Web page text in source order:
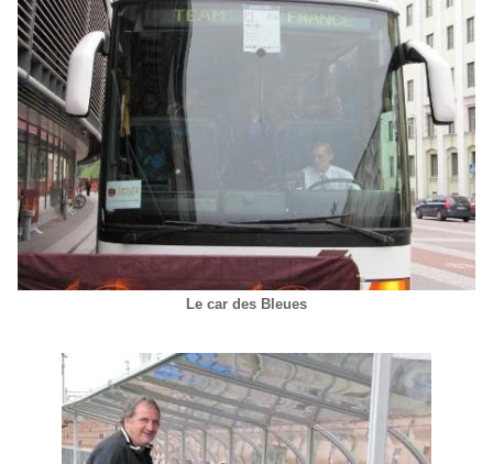
Le car des Bleues